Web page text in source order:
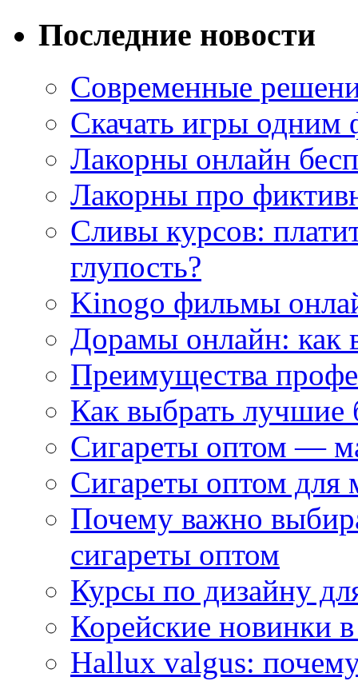
Последние новости
Современные
Скачать игры одним
Лакорны онлайн
Лакорны про
Сливы курсов:
глупость?
Kinogo фильмы
Дорамы онлайн: как
Преимущества
Как выбрать
Сигареты оптом —
Сигареты оптом для
Почему важно
сигареты оптом
Курсы по дизайну
Корейские новинки
Hallux valgus: почему